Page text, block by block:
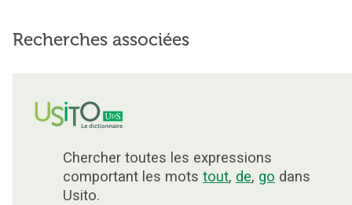
Recherches associées
Chercher toutes les expressions
comportant les mots tout, de, go dans
Usito.